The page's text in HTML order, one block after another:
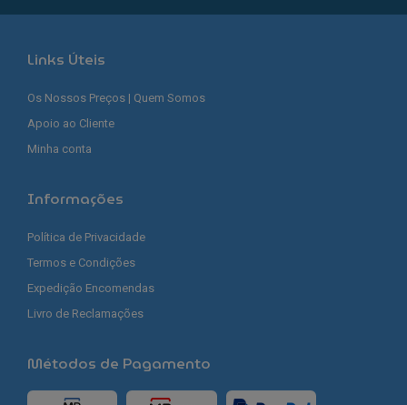
Links Úteis
Os Nossos Preços | Quem Somos
Apoio ao Cliente
Minha conta
Informações
Política de Privacidade
Termos e Condições
Expedição Encomendas
Livro de Reclamações
Métodos de Pagamento